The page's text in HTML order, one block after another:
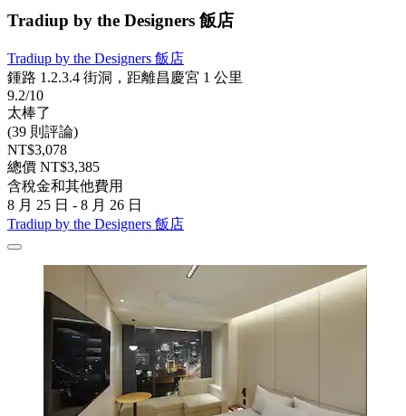
Tradiup by the Designers 飯店
Tradiup by the Designers 飯店
鍾路 1.2.3.4 街洞，距離昌慶宮 1 公里
9.2/10
太棒了
(39 則評論)
NT$3,078
總價 NT$3,385
含稅金和其他費用
8 月 25 日 - 8 月 26 日
Tradiup by the Designers 飯店